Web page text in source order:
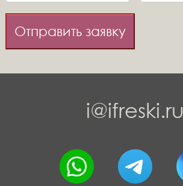
Отправить заявку
i@ifreski.ru